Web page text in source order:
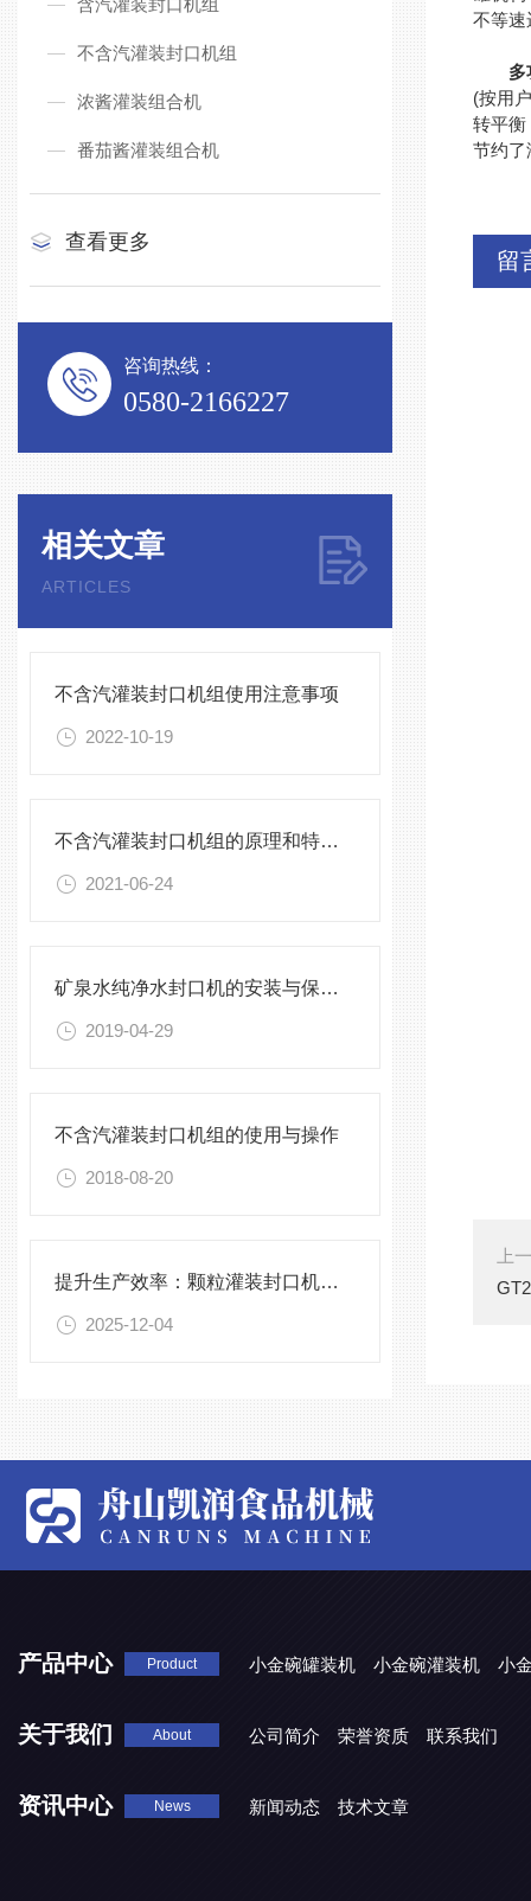
含汽灌装封口机组
不含汽灌装封口机组
浓酱灌装组合机
番茄酱灌装组合机
查看更多
咨询热线：
0580-2166227
相关文章
ARTICLES
不含汽灌装封口机组使用注意事项
2022-10-19
不含汽灌装封口机组的原理和特点介绍
2021-06-24
矿泉水纯净水封口机的安装与保养，不能有一丝的马虎
2019-04-29
不含汽灌装封口机组的使用与操作
2018-08-20
提升生产效率：颗粒灌装封口机的优化与维护
2025-12-04
不等速
多
(按用
转平衡
节约了
留
上
产品中心 Product 小金碗罐装机 小金碗灌装机 小
关于我们 About 公司简介 荣誉资质 联系我们
资讯中心 News 新闻动态 技术文章